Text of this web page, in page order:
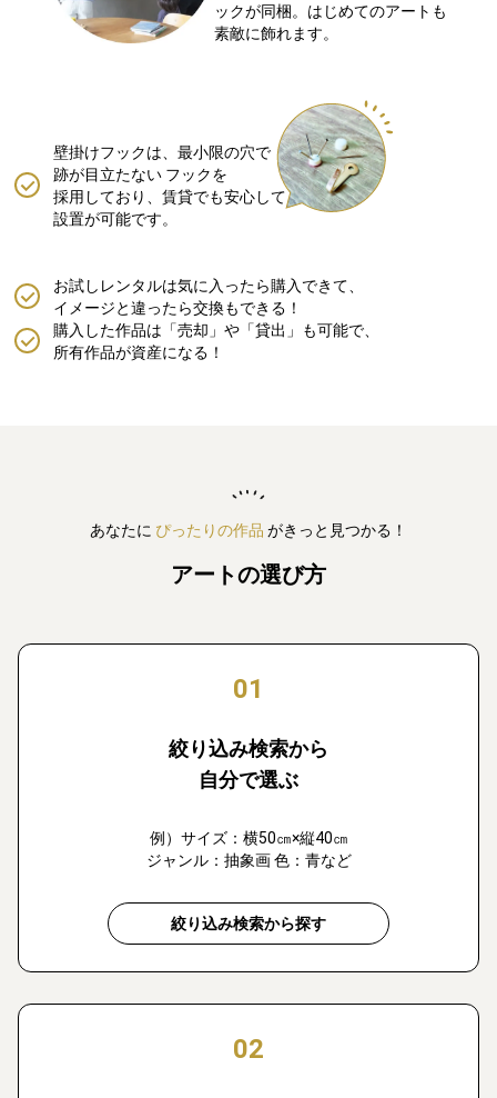
ックが同梱。はじめてのアートも
素敵に飾れます。
壁掛けフックは、最小限の穴で
跡が目立たない フックを
採用しており、賃貸でも安心して
設置が可能です。
購入した作品は「売却」や「貸出」も可能で、
所有作品が資産になる！
お試しレンタルは気に入ったら購入できて、
イメージと違ったら交換もできる！
あなたに ぴったりの作品 がきっと見つかる！
アートの選び方
01
絞り込み検索から
自分で選ぶ
例）サイズ：横50㎝×縦40㎝
ジャンル：抽象画 色：青など
絞り込み検索から探す
02